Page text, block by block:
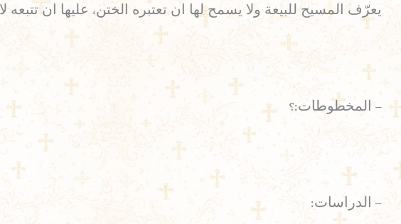
يعرّف المسيح للبيعة ولا يسمح لها ان تعتبره الختن، عليها ان
– المخطوطات:؟
– الدراسات: